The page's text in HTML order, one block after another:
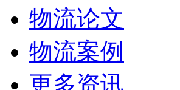
物流论文
物流案例
更多资讯